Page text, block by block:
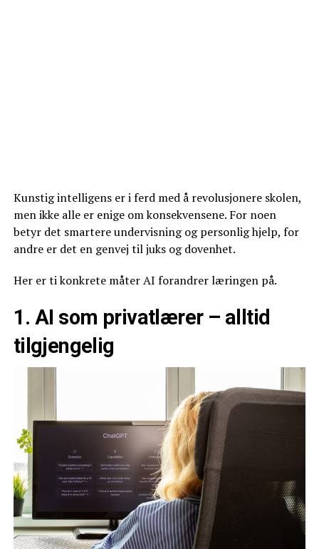
Kunstig intelligens er i ferd med å revolusjonere skolen,
men ikke alle er enige om konsekvensene. For noen
betyr det smartere undervisning og personlig hjelp, for
andre er det en genvej til juks og dovenhet.
Her er ti konkrete måter AI forandrer læringen på.
1. AI som privatlærer – alltid
tilgjengelig